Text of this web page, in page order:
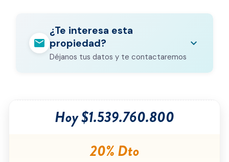
mail
¿Te interesa esta
propiedad?
Déjanos tus datos y te contactaremos
expand_more
Correo electrónicoHoy $1.539.760.800
20% Dto